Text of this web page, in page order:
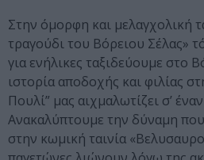
Στην όμορφη και μελαγχολική
τραγούδι του Βόρειου Σέλας»
για ενήλικες ταξιδεύουμε στο
ιστορία αποδοχής και φιλίας
Πουλί” μας αιχμαλωτίζει σ’
Ανακαλύπτουμε την δύναμη
στην κωμική ταινία